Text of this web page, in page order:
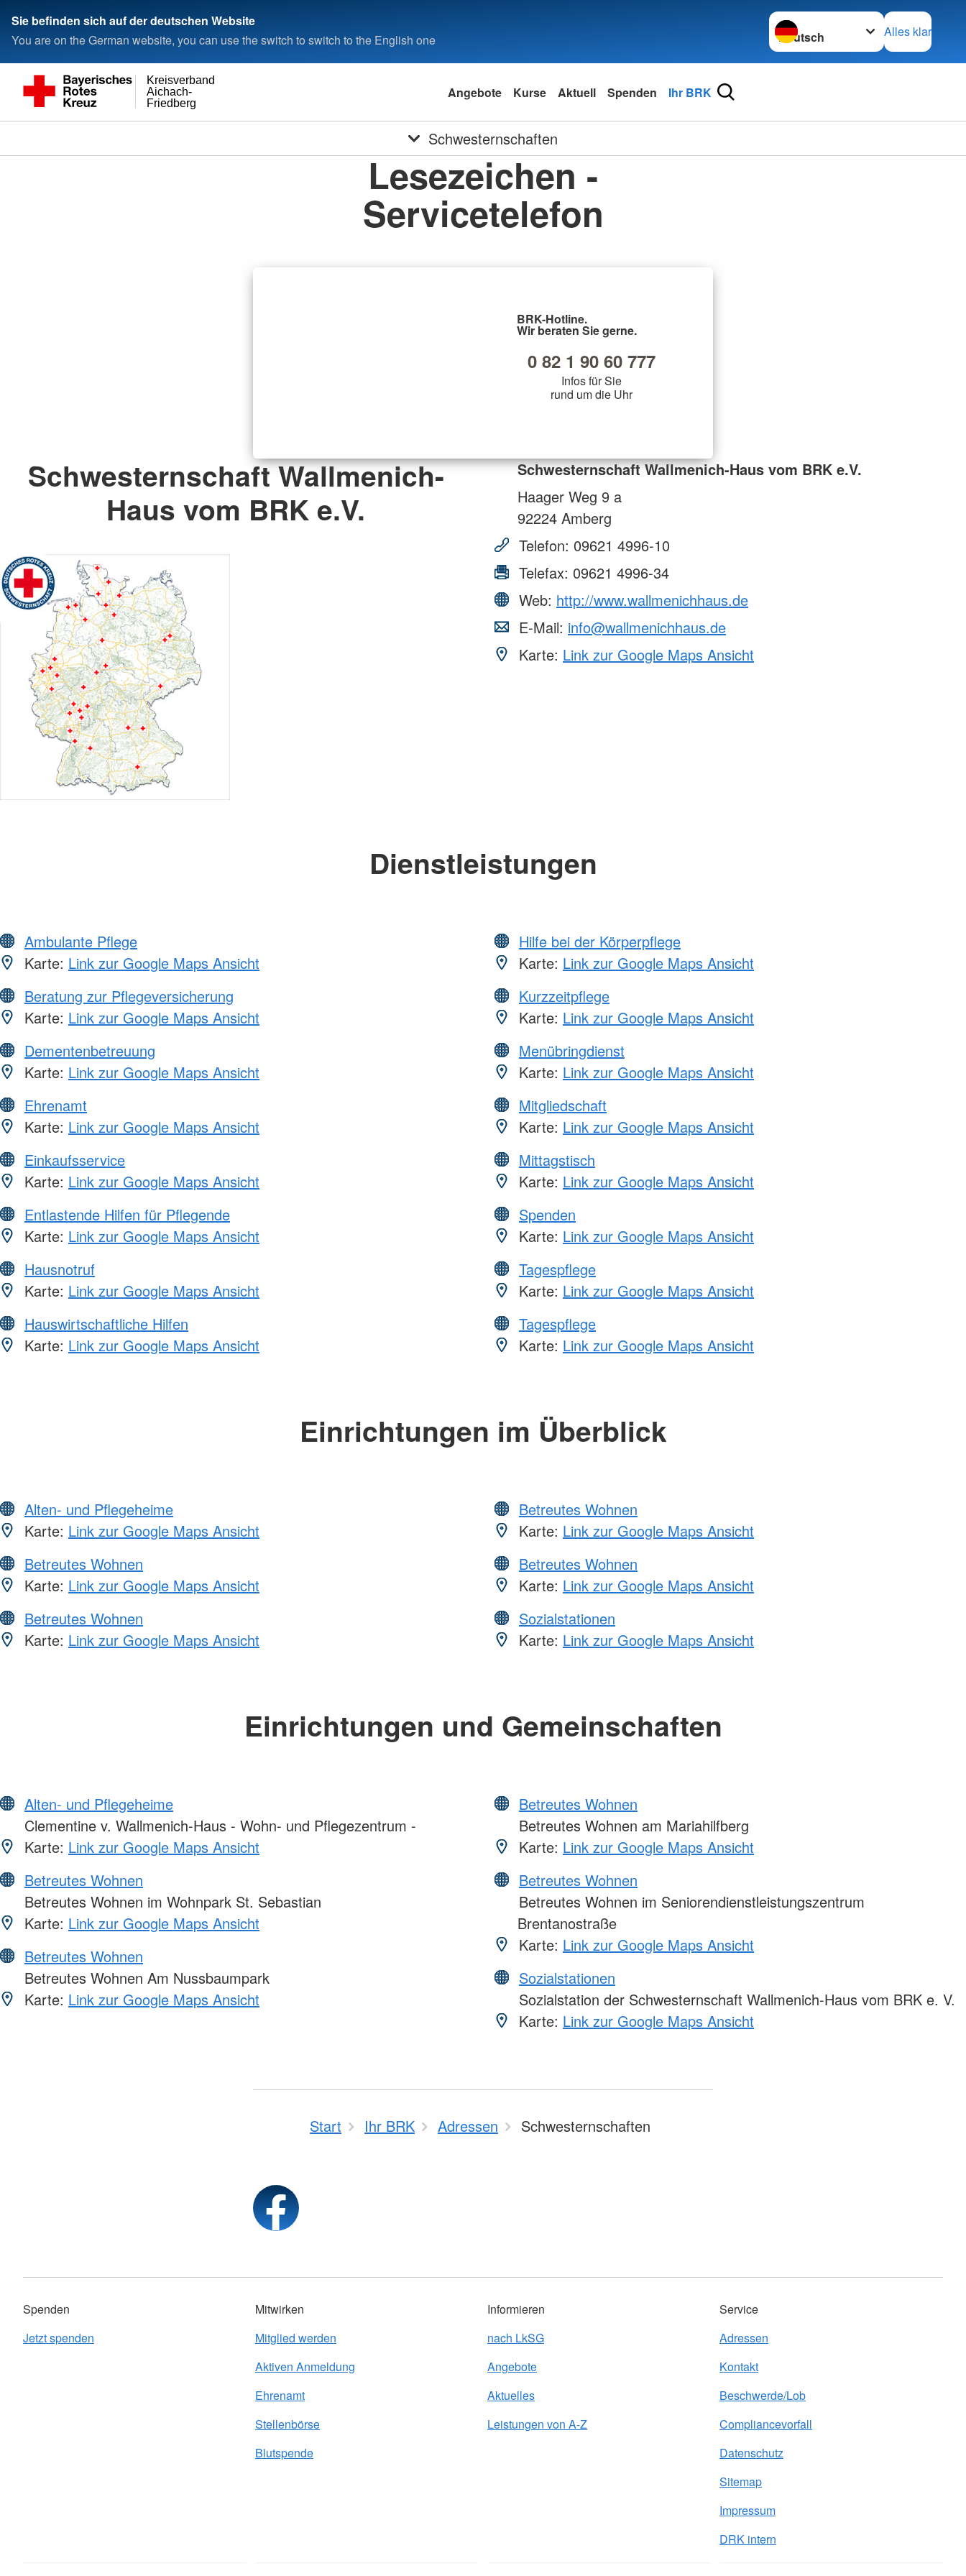
Sie befinden sich auf der deutschen Website
You are on the German website, you can use the switch to switch to the English one
Sprache wechseln zu
Alles klar
Friedberg
Aichach-
Kreisverband
Angebote Kurse Aktuell Spenden Ihr BRK
Schwesternschaften
Lesezeichen -
Servicetelefon
BRK-Hotline.
Wir beraten Sie gerne.
0 82 1 90 60 777
Infos für Sie
rund um die Uhr
Schwesternschaft Wallmenich-
Haus vom BRK e.V.
Schwesternschaft Wallmenich-Haus vom BRK e.V.
Haager Weg 9 a
92224 Amberg
Telefon: 09621 4996-10
Telefax: 09621 4996-34
Web: http://www.wallmenichhaus.de
E-Mail: info@wallmenichhaus.de
Karte: Link zur Google Maps Ansicht
Dienstleistungen
Ambulante Pflege
Karte: Link zur Google Maps Ansicht
Beratung zur Pflegeversicherung
Karte: Link zur Google Maps Ansicht
Dementenbetreuung
Karte: Link zur Google Maps Ansicht
Ehrenamt
Karte: Link zur Google Maps Ansicht
Einkaufsservice
Karte: Link zur Google Maps Ansicht
Entlastende Hilfen für Pflegende
Karte: Link zur Google Maps Ansicht
Hausnotruf
Karte: Link zur Google Maps Ansicht
Hauswirtschaftliche Hilfen
Karte: Link zur Google Maps Ansicht
Hilfe bei der Körperpflege
Karte: Link zur Google Maps Ansicht
Kurzzeitpflege
Karte: Link zur Google Maps Ansicht
Menübringdienst
Karte: Link zur Google Maps Ansicht
Mitgliedschaft
Karte: Link zur Google Maps Ansicht
Mittagstisch
Karte: Link zur Google Maps Ansicht
Spenden
Karte: Link zur Google Maps Ansicht
Tagespflege
Karte: Link zur Google Maps Ansicht
Tagespflege
Karte: Link zur Google Maps Ansicht
Einrichtungen im Überblick
Alten- und Pflegeheime
Karte: Link zur Google Maps Ansicht
Betreutes Wohnen
Karte: Link zur Google Maps Ansicht
Betreutes Wohnen
Karte: Link zur Google Maps Ansicht
Betreutes Wohnen
Karte: Link zur Google Maps Ansicht
Betreutes Wohnen
Karte: Link zur Google Maps Ansicht
Sozialstationen
Karte: Link zur Google Maps Ansicht
Einrichtungen und Gemeinschaften
Alten- und Pflegeheime
Clementine v. Wallmenich-Haus - Wohn- und Pflegezentrum -
Karte: Link zur Google Maps Ansicht
Betreutes Wohnen
Betreutes Wohnen im Wohnpark St. Sebastian
Karte: Link zur Google Maps Ansicht
Betreutes Wohnen
Betreutes Wohnen Am Nussbaumpark
Karte: Link zur Google Maps Ansicht
Betreutes Wohnen
Betreutes Wohnen am Mariahilfberg
Karte: Link zur Google Maps Ansicht
Betreutes Wohnen
Betreutes Wohnen im Seniorendienstleistungszentrum
Brentanostraße
Karte: Link zur Google Maps Ansicht
Sozialstationen
Sozialstation der Schwesternschaft Wallmenich-Haus vom BRK e. V.
Karte: Link zur Google Maps Ansicht
Start Ihr BRK Adressen Schwesternschaften
Spenden
Jetzt spenden
Mitwirken
Mitglied werden
Aktiven Anmeldung
Ehrenamt
Stellenbörse
Blutspende
Informieren
nach LkSG
Angebote
Aktuelles
Leistungen von A-Z
Service
Adressen
Kontakt
Beschwerde/Lob
Compliancevorfall
Datenschutz
Sitemap
Impressum
DRK intern